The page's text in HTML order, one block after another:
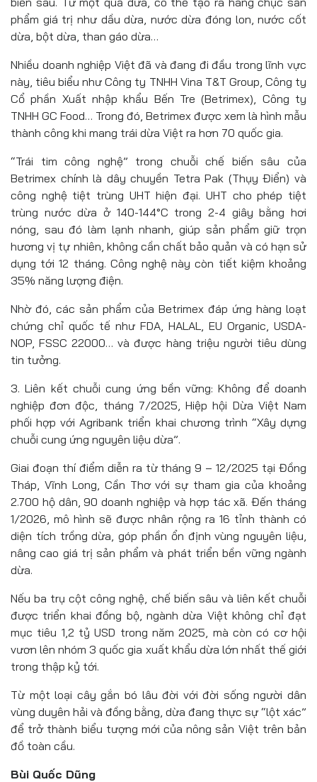
phẩm giá trị như dầu dừa, nước dừa đóng lon, nước cốt
dừa, bột dừa, than gáo dừa…
Nhiều doanh nghiệp Việt đã và đang đi đầu trong lĩnh vực
này, tiêu biểu như Công ty TNHH Vina T&T Group, Công ty
Cổ phần Xuất nhập khẩu Bến Tre (Betrimex), Công ty
TNHH GC Food… Trong đó, Betrimex được xem là hình mẫu
thành công khi mang trái dừa Việt ra hơn 70 quốc gia.
“Trái tim công nghệ” trong chuỗi chế biến sâu của
Betrimex chính là dây chuyền Tetra Pak (Thụy Điển) và
công nghệ tiệt trùng UHT hiện đại. UHT cho phép tiệt
trùng nước dừa ở 140-144°C trong 2-4 giây bằng hơi
nóng, sau đó làm lạnh nhanh, giúp sản phẩm giữ trọn
hương vị tự nhiên, không cần chất bảo quản và có hạn sử
dụng tới 12 tháng. Công nghệ này còn tiết kiệm khoảng
35% năng lượng điện.
Nhờ đó, các sản phẩm của Betrimex đáp ứng hàng loạt
chứng chỉ quốc tế như FDA, HALAL, EU Organic, USDA-
NOP, FSSC 22000… và được hàng triệu người tiêu dùng
tin tưởng.
3. Liên kết chuỗi cung ứng bền vững: Không để doanh
nghiệp đơn độc, tháng 7/2025, Hiệp hội Dừa Việt Nam
phối hợp với Agribank triển khai chương trình “Xây dựng
chuỗi cung ứng nguyên liệu dừa”.
Giai đoạn thí điểm diễn ra từ tháng 9 – 12/2025 tại Đồng
Tháp, Vĩnh Long, Cần Thơ với sự tham gia của khoảng
2.700 hộ dân, 90 doanh nghiệp và hợp tác xã. Đến tháng
1/2026, mô hình sẽ được nhân rộng ra 16 tỉnh thành có
diện tích trồng dừa, góp phần ổn định vùng nguyên liệu,
nâng cao giá trị sản phẩm và phát triển bền vững ngành
dừa.
Nếu ba trụ cột công nghệ, chế biến sâu và liên kết chuỗi
được triển khai đồng bộ, ngành dừa Việt không chỉ đạt
mục tiêu 1,2 tỷ USD trong năm 2025, mà còn có cơ hội
vươn lên nhóm 3 quốc gia xuất khẩu dừa lớn nhất thế giới
trong thập kỷ tới.
Từ một loại cây gắn bó lâu đời với đời sống người dân
vùng duyên hải và đồng bằng, dừa đang thực sự “lột xác”
để trở thành biểu tượng mới của nông sản Việt trên bản
đồ toàn cầu.
Bùi Quốc Dũng